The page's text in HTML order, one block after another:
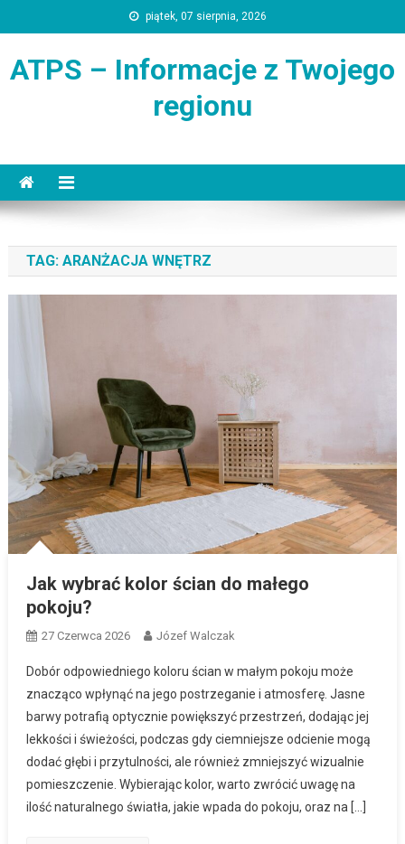
to
piątek, 07 sierpnia, 2026
ATPS – Informacje z Twojego
regionu
TAG: ARANŻACJA WNĘTRZ
Jak wybrać kolor ścian do małego
pokoju?
27 Czerwca 2026 Józef Walczak
Dobór odpowiedniego koloru ścian w małym pokoju może
znacząco wpłynąć na jego postrzeganie i atmosferę. Jasne
barwy potrafią optycznie powiększyć przestrzeń, dodając jej
lekkości i świeżości, podczas gdy ciemniejsze odcienie mogą
dodać głębi i przytulności, ale również zmniejszyć wizualnie
pomieszczenie. Wybierając kolor, warto zwrócić uwagę na
ilość naturalnego światła, jakie wpada do pokoju, oraz na […]